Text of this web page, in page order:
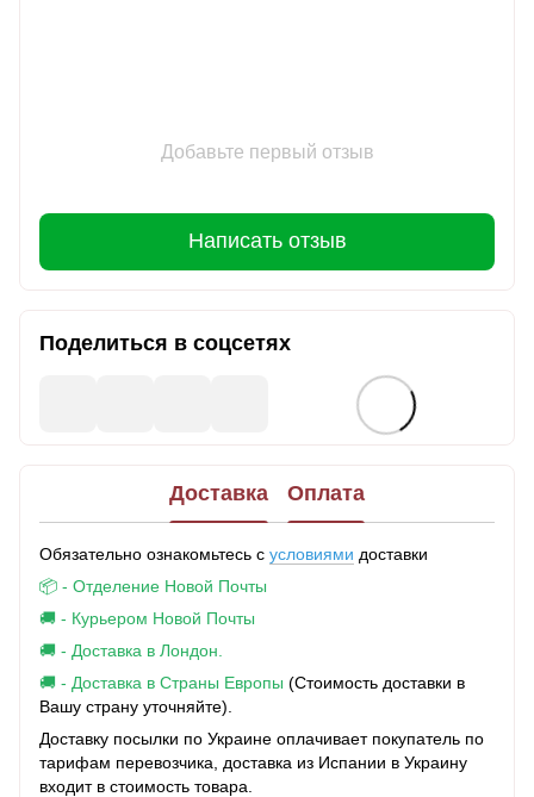
Добавьте первый отзыв
Написать отзыв
Поделиться в соцсетях
Доставка Оплата
Обязательно ознакомьтесь с условиями доставки
📦 - Отделение Новой Почты
🚚 - Курьером Новой Почты
🚚 - Доставка в Лондон.
🚚 - Доставка в Страны Европы (Стоимость доставки в
Вашу страну уточняйте).
Доставку посылки по Украине оплачивает покупатель по
тарифам перевозчика, доставка из Испании в Украину
входит в стоимость товара.